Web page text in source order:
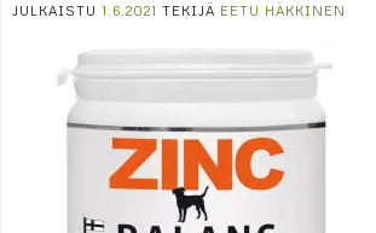
JULKAISTU 1.6.2021 TEKIJÄ EETU HÄKKINEN